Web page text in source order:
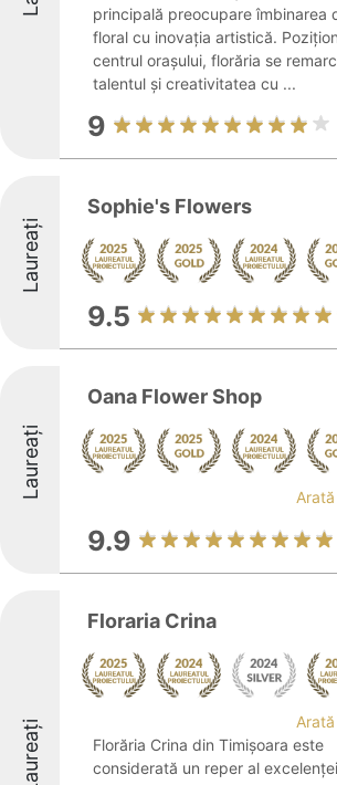
principală preocupare îmbinarea
floral cu inovația artistică.
centrul orașului, florăria se
talentul și creativitatea cu ...
9
Laureați
Sophie's Flowers
9.5
Laureați
Oana Flower Shop
9.9
Laureați
Floraria Crina
Florăria Crina din Timișoara este
considerată un reper al